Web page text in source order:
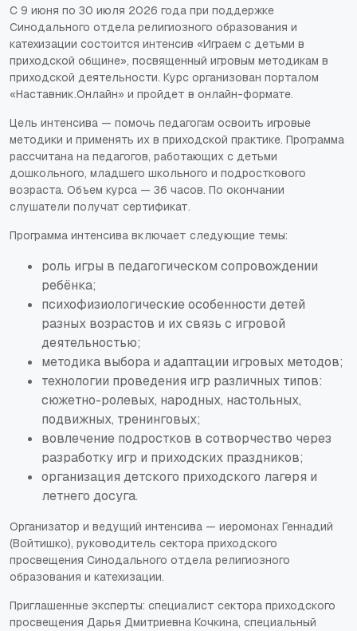
С 9 июня по 30 июля 2026 года при поддержке
Синодального отдела религиозного образования и
катехизации состоится интенсив «Играем с детьми в
приходской общине», посвященный игровым методикам в
приходской деятельности. Курс организован порталом
«Наставник.Онлайн» и пройдет в онлайн-формате.
Цель интенсива — помочь педагогам освоить игровые
методики и применять их в приходской практике. Программа
рассчитана на педагогов, работающих с детьми
дошкольного, младшего школьного и подросткового
возраста. Объем курса — 36 часов. По окончании
слушатели получат сертификат.
Программа интенсива включает следующие темы:
роль игры в педагогическом сопровождении
ребёнка;
психофизиологические особенности детей
разных возрастов и их связь с игровой
деятельностью;
методика выбора и адаптации игровых методов;
технологии проведения игр различных типов:
сюжетно-ролевых, народных, настольных,
подвижных, тренинговых;
вовлечение подростков в сотворчество через
разработку игр и приходских праздников;
организация детского приходского лагеря и
летнего досуга.
Организатор и ведущий интенсива — иеромонах Геннадий
(Войтишко), руководитель сектора приходского
просвещения Синодального отдела религиозного
образования и катехизации.
Приглашенные эксперты: специалист сектора приходского
просвещения Дарья Дмитриевна Кочкина, специальный